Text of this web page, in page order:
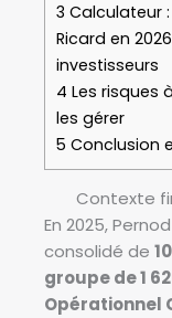
3 Calculateur
Ricard en
investisseurs
4 Les risques
les gérer
5 Conclusion
Contexte
En 2025,
consolidé de
groupe de 1
Opérationnel